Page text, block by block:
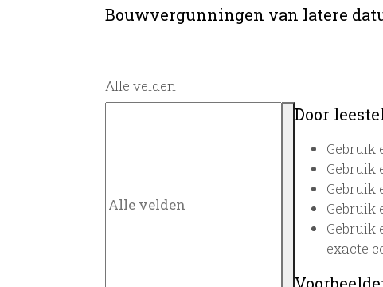
Bouwvergunningen van latere
Alle velden
Door
Gebruik
Gebruik
Gebruik
Gebruik
Gebruik
exacte